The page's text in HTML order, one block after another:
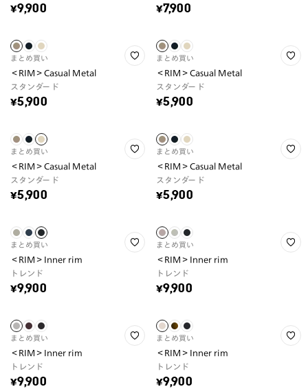
¥9,900 ¥7,900
まとめ買い
＜RIM＞Casual Metal
スタンダード
¥5,900
まとめ買い
＜RIM＞Casual Metal
スタンダード
¥5,900
まとめ買い
＜RIM＞Casual Metal
スタンダード
¥5,900
まとめ買い
＜RIM＞Casual Metal
スタンダード
¥5,900
まとめ買い
＜RIM＞Inner rim
トレンド
¥9,900
まとめ買い
＜RIM＞Inner rim
トレンド
¥9,900
まとめ買い
＜RIM＞Inner rim
トレンド
¥9,900
まとめ買い
＜RIM＞Inner rim
トレンド
¥9,900